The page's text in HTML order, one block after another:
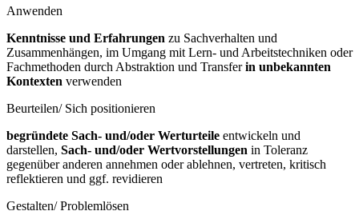
Anwenden
Kenntnisse und Erfahrungen zu Sachverhalten und
Zusammenhängen, im Umgang mit Lern- und Arbeitstechniken oder
Fachmethoden durch Abstraktion und Transferin unbekannten
Kontexten verwenden
Beurteilen/ Sich positionieren
begründete Sach- und/oder Werturteile entwickeln und
darstellen, Sach- und/oder Wertvorstellungen in Toleranz
gegenüber anderen annehmen oder ablehnen, vertreten, kritisch
reflektieren und ggf. revidieren
Gestalten/ Problemlösen